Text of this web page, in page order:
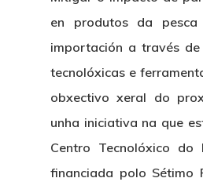
en produtos da
importación a través de
tecnolóxicas e
obxectivo xeral do
unha iniciativa na que
Centro Tecnolóxico
financiada polo Sétimo